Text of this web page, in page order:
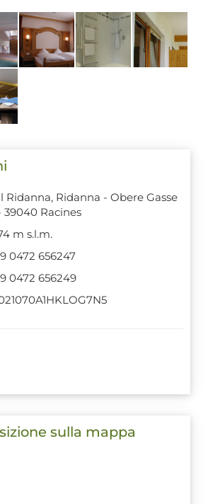
Ridanna, Ridanna - Obere Gasse
39040 Racines
m s.l.m.
0472 656247
0472 656249
sulla mappa